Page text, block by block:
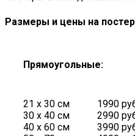
Размеры и цены на
Прямоугольные:
21 х 30 см
30 х 40 см
40 х 60 см
1990
2990
3990